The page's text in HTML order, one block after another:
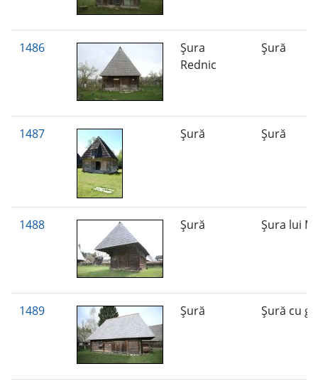
1486
Şura
Rednic
Şură
1487 Şură Şură
1488 Şură Şura lui
1489 Şură Şură cu